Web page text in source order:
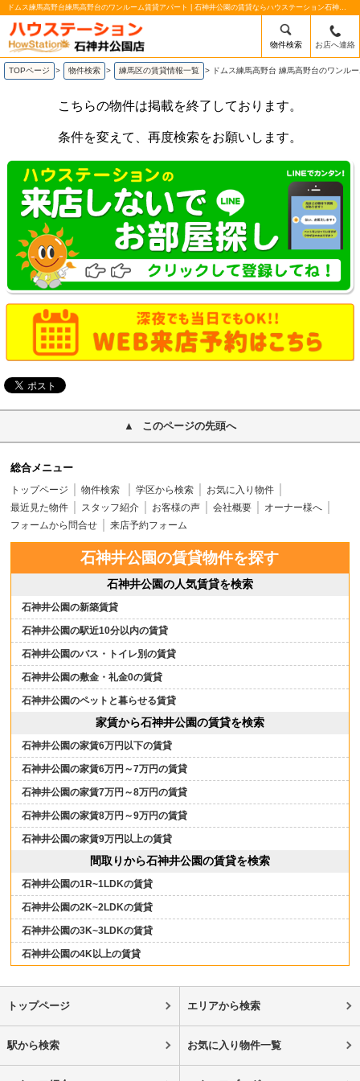
ドムス練馬高野台練馬高野台のワンルーム賃貸アパート | 石神井公園の賃貸ならハウステーション石神井公園店
物件検索 お店へ連絡
TOPページ > 物件検索 > 練馬区の賃貸情報一覧 > ドムス練馬高野台 練馬高野台のワンル
こちらの物件は掲載を終了しております。
条件を変えて、再度検索をお願いします。
このページの先頭へ
総合メニュー
トップページ 物件検索 学区から検索
お気に入り物件
最近見た物件
スタッフ紹介 お客様の声 会社概要
オーナー様へ
フォームから問合せ
来店予約フォーム
石神井公園の賃貸物件を探す
石神井公園の人気賃貸を検索
石神井公園の新築賃貸
石神井公園の駅近10分以内の賃貸
石神井公園のバス・トイレ別の賃貸
石神井公園の敷金・礼金0の賃貸
石神井公園のペットと暮らせる賃貸
家賃から石神井公園の賃貸を検索
石神井公園の家賃6万円以下の賃貸
石神井公園の家賃6万円～7万円の賃貸
石神井公園の家賃7万円～8万円の賃貸
石神井公園の家賃8万円～9万円の賃貸
石神井公園の家賃9万円以上の賃貸
間取りから石神井公園の賃貸を検索
石神井公園の1R~1LDKの賃貸
石神井公園の2K~2LDKの賃貸
石神井公園の3K~3LDKの賃貸
石神井公園の4K以上の賃貸
トップページ エリアから検索
駅から検索 お気に入り物件一覧